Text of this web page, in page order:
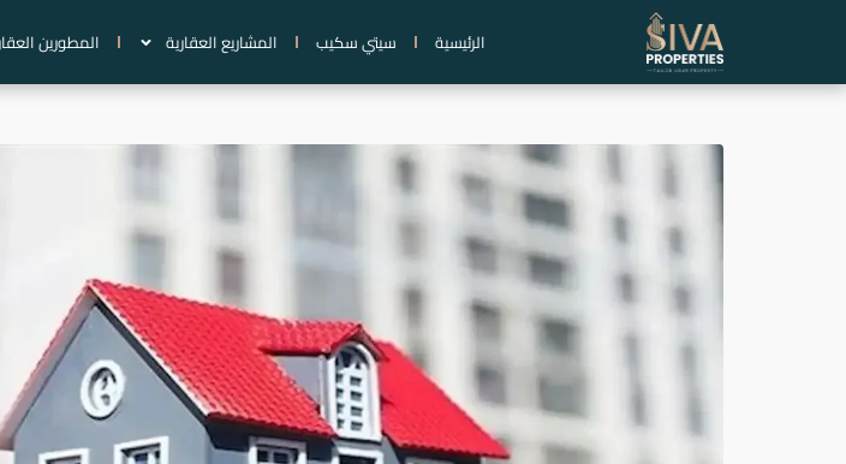
المحتوى
الرئيسية سيتي سكيب المشاريع العقارية المطورين